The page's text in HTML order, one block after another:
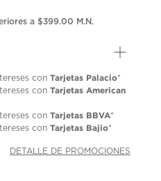
a $399.00 M.N.
conTarjetas Palacio*
conTarjetas American
conTarjetas BBVA*
conTarjetas Bajio*
DETALLE DE PROMOCIONES